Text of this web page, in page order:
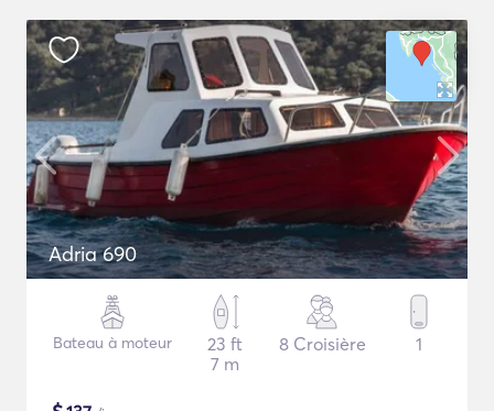
Adria 690
Bateau à moteur
23 ft
7 m
8 Croisière 1